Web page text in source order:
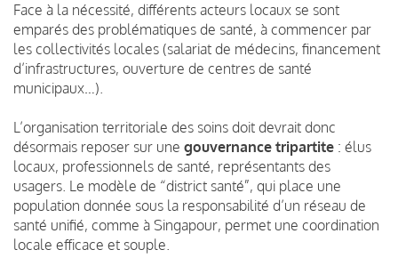
Face à la nécessité, différents acteurs locaux se sont
emparés des problématiques de santé, à commencer par
les collectivités locales (salariat de médecins, financement
d’infrastructures, ouverture de centres de santé
municipaux…).
L’organisation territoriale des soins doit devrait donc
désormais reposer sur une gouvernance tripartite : élus
locaux, professionnels de santé, représentants des
usagers. Le modèle de “district santé”, qui place une
population donnée sous la responsabilité d’un réseau de
santé unifié, comme à Singapour, permet une coordination
locale efficace et souple.